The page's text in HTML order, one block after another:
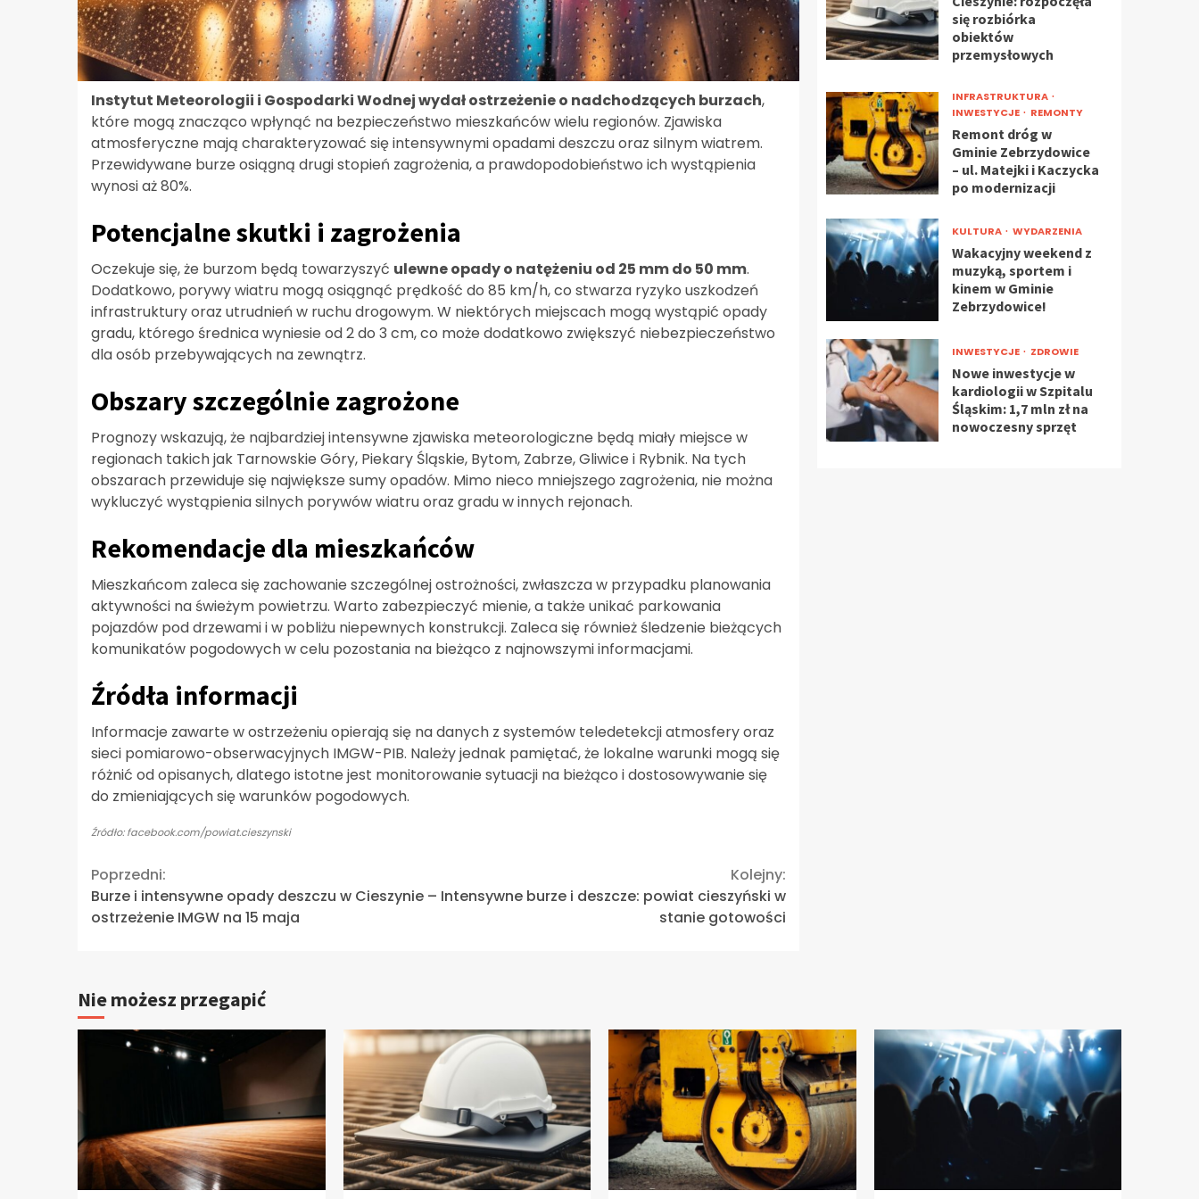
Instytut Meteorologii i Gospodarki Wodnej wydał ostrzeżenie o nadchodzących burzach,
które mogą znacząco wpłynąć na bezpieczeństwo mieszkańców wielu regionów. Zjawiska
atmosferyczne mają charakteryzować się intensywnymi opadami deszczu oraz silnym wiatrem.
Przewidywane burze osiągną drugi stopień zagrożenia, a prawdopodobieństwo ich wystąpienia
wynosi aż 80%.
Potencjalne skutki i zagrożenia
Oczekuje się, że burzom będą towarzyszyć ulewne opady o natężeniu od 25 mm do 50 mm.
Dodatkowo, porywy wiatru mogą osiągnąć prędkość do 85 km/h, co stwarza ryzyko uszkodzeń
infrastruktury oraz utrudnień w ruchu drogowym. W niektórych miejscach mogą wystąpić opady
gradu, którego średnica wyniesie od 2 do 3 cm, co może dodatkowo zwiększyć niebezpieczeństwo
dla osób przebywających na zewnątrz.
Obszary szczególnie zagrożone
Prognozy wskazują, że najbardziej intensywne zjawiska meteorologiczne będą miały miejsce w
regionach takich jak Tarnowskie Góry, Piekary Śląskie, Bytom, Zabrze, Gliwice i Rybnik. Na tych
obszarach przewiduje się największe sumy opadów. Mimo nieco mniejszego zagrożenia, nie można
wykluczyć wystąpienia silnych porywów wiatru oraz gradu w innych rejonach.
Rekomendacje dla mieszkańców
Mieszkańcom zaleca się zachowanie szczególnej ostrożności, zwłaszcza w przypadku planowania
aktywności na świeżym powietrzu. Warto zabezpieczyć mienie, a także unikać parkowania
pojazdów pod drzewami i w pobliżu niepewnych konstrukcji. Zaleca się również śledzenie bieżących
komunikatów pogodowych w celu pozostania na bieżąco z najnowszymi informacjami.
Źródła informacji
Informacje zawarte w ostrzeżeniu opierają się na danych z systemów teledetekcji atmosfery oraz
sieci pomiarowo-obserwacyjnych IMGW-PIB. Należy jednak pamiętać, że lokalne warunki mogą się
różnić od opisanych, dlatego istotne jest monitorowanie sytuacji na bieżąco i dostosowywanie się
do zmieniających się warunków pogodowych.
Źródło: facebook.com/powiat.cieszynski
Continue
Reading
Poprzedni:
Burze i intensywne opady deszczu w Cieszynie –
ostrzeżenie IMGW na 15 maja
Kolejny:
Intensywne burze i deszcze: powiat cieszyński w
stanie gotowości
się rozbiórka
obiektów
przemysłowych
INFRASTRUKTURA
INWESTYCJE
REMONTY
Remont dróg w
Gminie Zebrzydowice
– ul. Matejki i Kaczycka
po modernizacji
KULTURA WYDARZENIA
Wakacyjny weekend z
muzyką, sportem i
kinem w Gminie
Zebrzydowice!
INWESTYCJE ZDROWIE
Nowe inwestycje w
kardiologii w Szpitalu
Śląskim: 1,7 mln zł na
nowoczesny sprzęt
Nie możesz przegapić